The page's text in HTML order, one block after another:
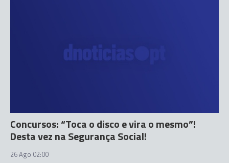
Concursos: “Toca o disco e vira o mesmo”!
Desta vez na Segurança Social!
26 Ago 02:00